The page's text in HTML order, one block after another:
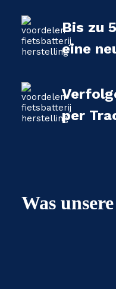
Bis zu
eine
per
Was